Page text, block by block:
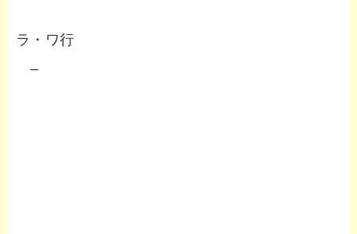
ラ・ワ行
–